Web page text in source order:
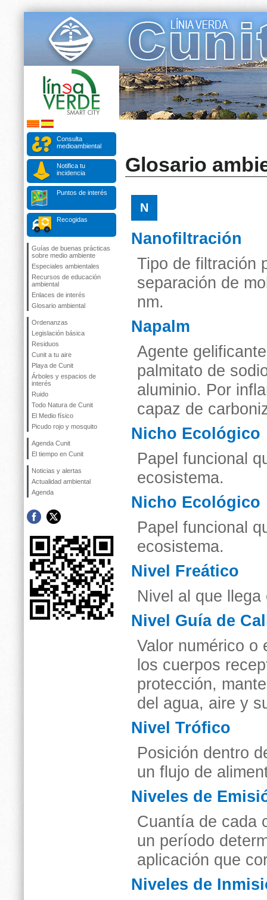
Consulta
medioambiental
Notifica tu
incidencia
Puntos de interés
Recogidas
Guías de buenas prácticas
sobre medio ambiente
Especiales ambientales
Recursos de educación
ambiental
Enlaces de interés
Glosario ambiental
Ordenanzas
Legislación básica
Residuos
Cunit a tu aire
Playa de Cunit
Árboles y espacios de
interés
Ruido
Todo Natura de Cunit
El Medio físico
Picudo rojo y mosquito
Agenda Cunit
El tiempo en Cunit
Noticias y alertas
Actualidad ambiental
Agenda
Glosario
N
Nanofiltración
Tipo de filtración
separación de
nm.
Napalm
Agente
palmitato de
aluminio. Por
capaz de
Nicho Ecológico
Papel funcional
ecosistema.
Nicho Ecológico
Papel funcional
ecosistema.
Nivel Freático
Nivel al que
Nivel Guía de
Valor numérico o
los cuerpos
protección,
del agua, aire y
Nivel Trófico
Posición dentro
un flujo de
Niveles de
Cuantía de cada
un período
aplicación que
Niveles de